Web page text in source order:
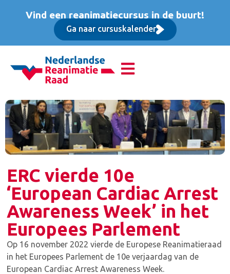
Vind een reanimatiecursus in de buurt!
Ga naar cursuskalender
ERC vierde 10e
‘European Cardiac Arrest
Awareness Week’ in het
Europees Parlement
Op 16 november 2022 vierde de Europese Reanimatieraad
in het Europees Parlement de 10e verjaardag van de
European Cardiac Arrest Awareness Week.